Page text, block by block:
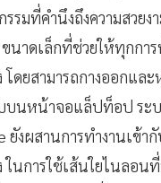
รมที่คำนึงถึงความสวยง
ขนาดเล็กที่ช่วยให้ทุกกา
ดยสามารถกางออกและ
บนหน้าจอแล็ปท็อป ระ
ยังผสานการทำงานเข้า
ในการใช้เส้นใยไนลอ